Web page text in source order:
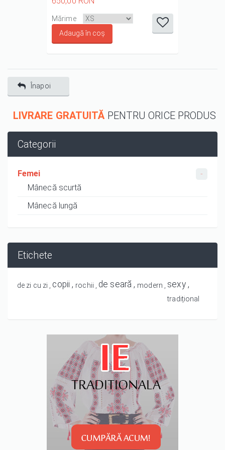
it
1/5
3/5
it
4/5
it
5/5
Mărime
Înapoi
LIVRARE GRATUITĂ PENTRU ORICE PRODUS
Categorii
Femei
Mânecă scurtă
Mânecă lungă
Etichete
de zi cu zi copii rochii de seară modern sexy
tradițional